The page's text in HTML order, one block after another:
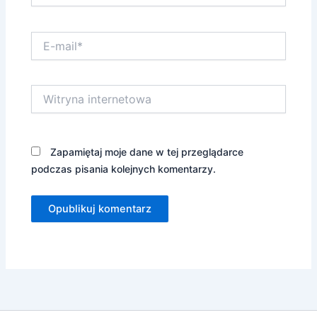
mail*
internetowa
Zapamiętaj moje dane w tej przeglądarce
podczas pisania kolejnych komentarzy.